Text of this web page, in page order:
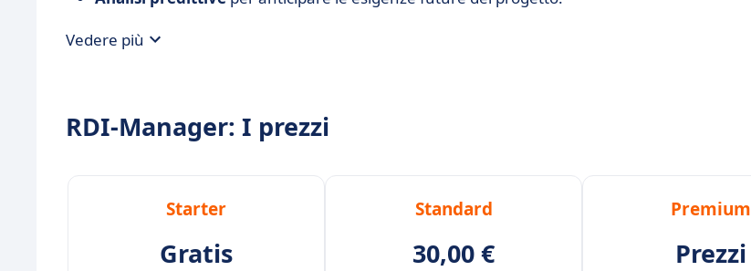
Vedere più
RDI-Manager: I prezzi
Starter
Gratis
Standard
30,00 €
Premium
Prezzi